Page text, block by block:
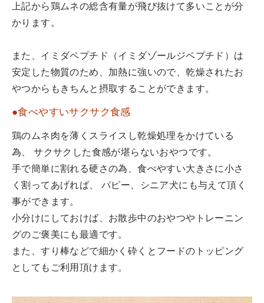
上記から鶏ムネの総含有量が飛び抜けて多いことが分
かります。
また、イミダペプチド（イミダゾールジペプチド）は
安定した物質のため、加熱に強いので、乾燥されたお
やつからもきちんと摂取することができます。
●食べやすいサクサク食感
鶏のムネ肉を薄くスライスし乾燥処理をかけている
為、 サクサクした食感が堪らないおやつです。
手で簡単に割れる硬さの為、食べやすい大きさに小さ
く割ってあげれば、 パピー、シニア犬にも与えて頂く
事ができます。
小分けにしておけば、お散歩中のおやつやトレーニン
グのご褒美にも最適です。
また、すり棒などで細かく砕くとフードのトッピング
としてもご利用頂けます。